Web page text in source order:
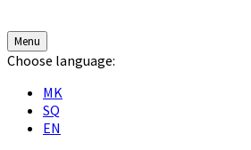
Menu
Choose language:
MK
SQ
EN